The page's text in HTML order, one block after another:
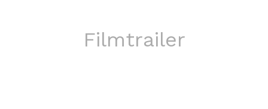
Filmtrailer